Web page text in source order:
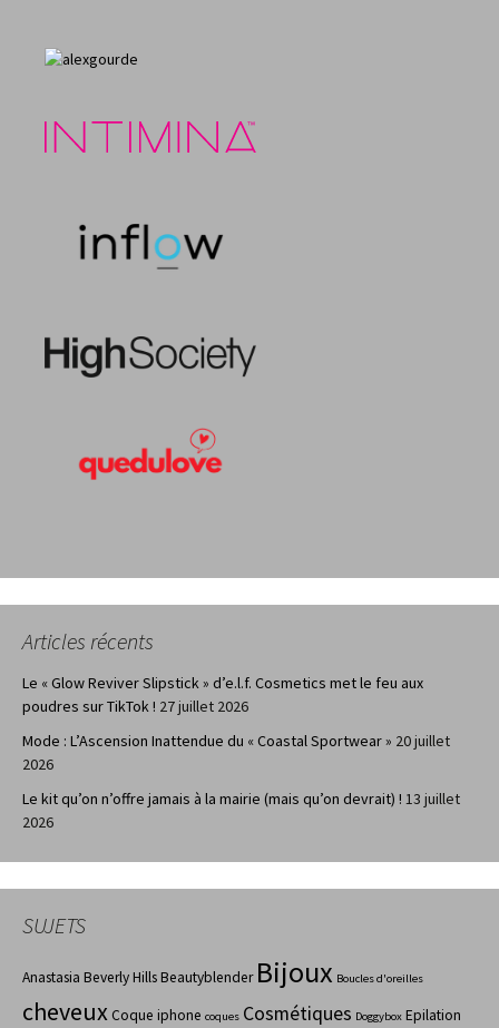
Articles récents
Le « Glow Reviver Slipstick » d’e.l.f. Cosmetics met le feu aux
poudres sur TikTok ! 27 juillet 2026
Mode : L’Ascension Inattendue du « Coastal Sportwear » 20 juillet
2026
Le kit qu’on n’offre jamais à la mairie (mais qu’on devrait) ! 13 juillet
2026
SUJETS
Anastasia Beverly HillsBeautyblender Bijoux Boucles d'oreilles
cheveuxCoque iphone coques Cosmétiques Doggybox Epilation